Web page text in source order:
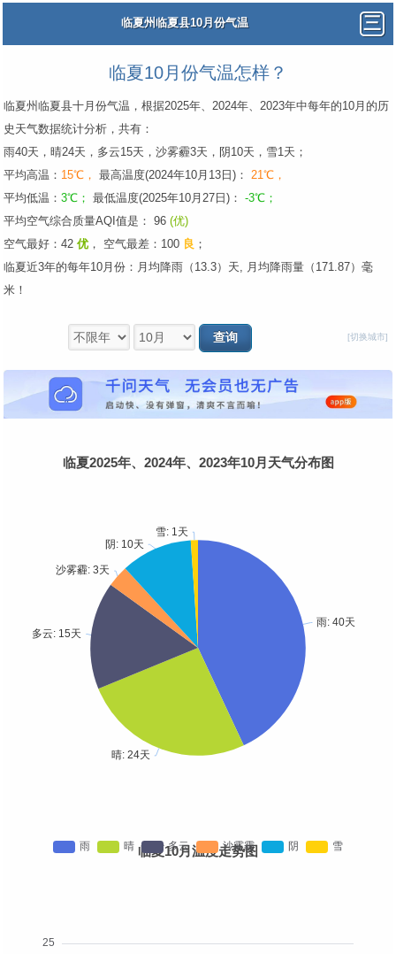
临夏州临夏县10月份气温
临夏10月份气温怎样？
临夏州临夏县十月份气温，根据2025年、2024年、2023年中每年的10月的历
史天气数据统计分析，共有：
雨40天，晴24天，多云15天，沙雾霾3天，阴10天，雪1天；
平均高温： 15℃， 最高温度(2024年10月13日)： 21℃，
平均低温： 3℃； 最低温度(2025年10月27日)： -3℃；
平均空气综合质量AQI值是： 96 (优)
空气最好：42 优 ， 空气最差：100 良 ；
临夏近3年的每年10月份：月均降雨（13.3）天, 月均降雨量（171.87）毫
米！
[切换城市]
临夏2025年、2024年、2023年10月天气分布图
临夏10月温度走势图